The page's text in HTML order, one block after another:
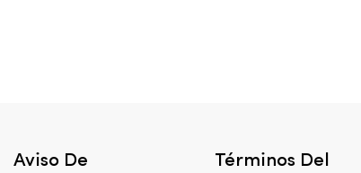
Aviso De
Términos Del